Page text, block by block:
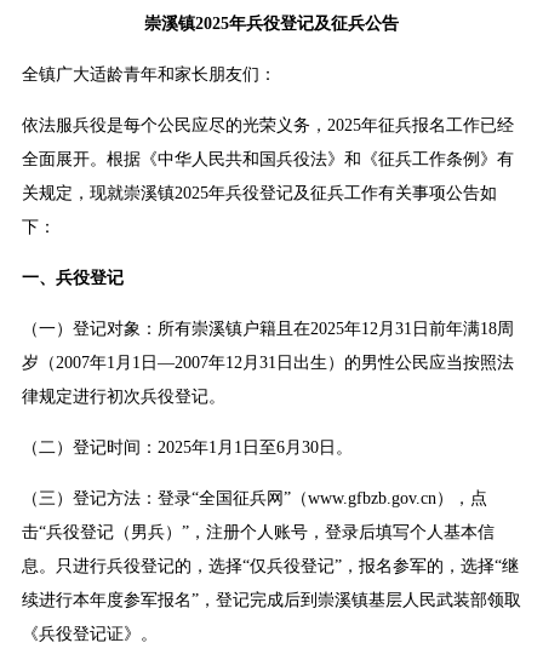
崇溪镇2025年兵役登记及征兵公告
全镇广大适龄青年和家长朋友们：
依法服兵役是每个公民应尽的光荣义务，2025年征兵报名工作已经
全面展开。根据《中华人民共和国兵役法》和《征兵工作条例》有
关规定，现就崇溪镇2025年兵役登记及征兵工作有关事项公告如
下：
一、兵役登记
（一）登记对象：所有崇溪镇户籍且在2025年12月31日前年满18周
岁（2007年1月1日—2007年12月31日出生）的男性公民应当按照法
律规定进行初次兵役登记。
（二）登记时间：2025年1月1日至6月30日。
（三）登记方法：登录“全国征兵网”（www.gfbzb.gov.cn），点
击“兵役登记（男兵）”，注册个人账号，登录后填写个人基本信
息。只进行兵役登记的，选择“仅兵役登记”，报名参军的，选择“继
续进行本年度参军报名”，登记完成后到崇溪镇基层人民武装部领取
《兵役登记证》。